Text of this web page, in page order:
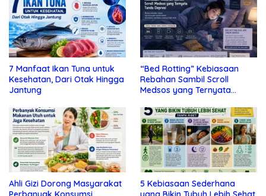
7 Manfaat Ikan Tuna untuk
Kesehatan, Dari Otak Hingga
Jantung
“Bed Rotting” Kebiasaan
Rebahan Sambil Scroll
Medsos yang Ternyata
Ahli Gizi Dorong Masyarakat
5 Kebiasaan Sederhana